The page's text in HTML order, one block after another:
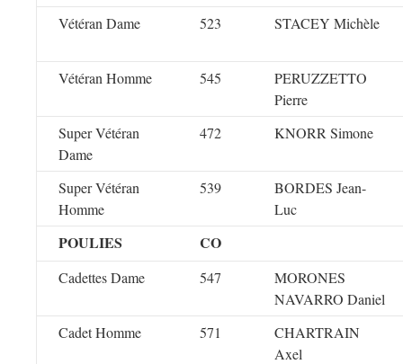
Vétéran Dame
523 STACEY Michèle
Vétéran Homme 545
PERUZZETTO
Pierre
Super Vétéran
Dame
472 KNORR Simone
Super Vétéran
Homme
539
BORDES Jean-
Luc
POULIES CO
Cadettes Dame 547
MORONES
NAVARRO Daniel
Cadet Homme
571
CHARTRAIN
Axel